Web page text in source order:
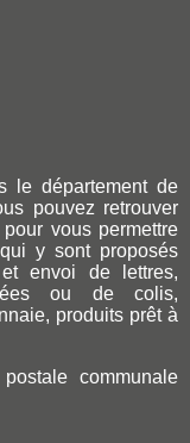
le département de
pouvez retrouver
pour vous permettre
qui y sont proposés
et envoi de lettres,
ou de colis,
produits prêt à
communale